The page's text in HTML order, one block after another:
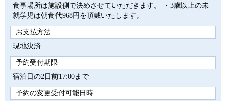
食事場所は施設側で決めさせていただきます。 ・3歳以上の未
就学児は朝食代968円を頂戴いたします。
お支払方法
現地決済
予約受付期限
宿泊日の2日前17:00まで
予約の変更受付可能日時